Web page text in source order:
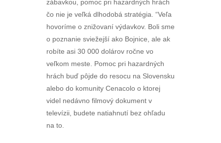
zábavkou, pomoc pri hazardných hrách
čo nie je veľká dlhodobá stratégia. “Veľa
hovoríme o znižovaní výdavkov. Boli sme
o poznanie sviežejší ako Bojnice, ale ak
robíte asi 30 000 dolárov ročne vo
veľkom meste. Pomoc pri hazardných
hrách buď pôjde do resocu na Slovensku
alebo do komunity Cenacolo o ktorej
videl nedávno filmový dokument v
televízii, budete natiahnutí bez ohľadu
na to.